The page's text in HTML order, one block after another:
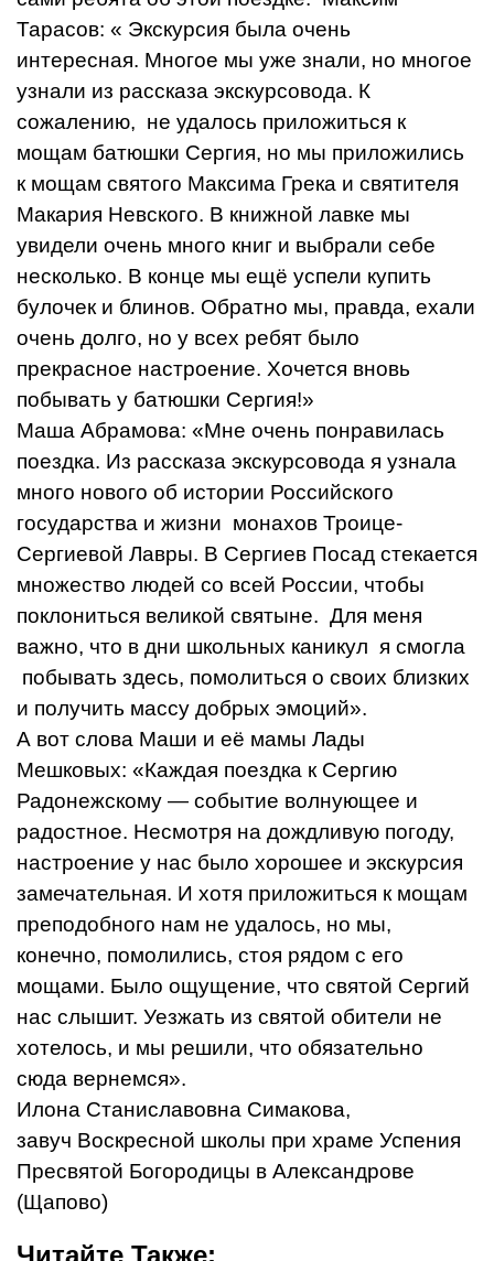
Тарасов: « Экскурсия была очень
интересная. Многое мы уже знали, но многое
узнали из рассказа экскурсовода. К
сожалению, не удалось приложиться к
мощам батюшки Сергия, но мы приложились
к мощам святого Максима Грека и святителя
Макария Невского. В книжной лавке мы
увидели очень много книг и выбрали себе
несколько. В конце мы ещё успели купить
булочек и блинов. Обратно мы, правда, ехали
очень долго, но у всех ребят было
прекрасное настроение. Хочется вновь
побывать у батюшки Сергия!»
Маша Абрамова: «Мне очень понравилась
поездка. Из рассказа экскурсовода я узнала
много нового об истории Российского
государства и жизни монахов Троице-
Сергиевой Лавры. В Сергиев Посад стекается
множество людей со всей России, чтобы
поклониться великой святыне. Для меня
важно, что в дни школьных каникул я смогла
побывать здесь, помолиться о своих близких
и получить массу добрых эмоций».
А вот слова Маши и её мамы Лады
Мешковых: «Каждая поездка к Сергию
Радонежскому — событие волнующее и
радостное. Несмотря на дождливую погоду,
настроение у нас было хорошее и экскурсия
замечательная. И хотя приложиться к мощам
преподобного нам не удалось, но мы,
конечно, помолились, стоя рядом с его
мощами. Было ощущение, что святой Сергий
нас слышит. Уезжать из святой обители не
хотелось, и мы решили, что обязательно
сюда вернемся».
Илона Станиславовна Симакова,
завуч Воскресной школы при храме Успения
Пресвятой Богородицы в Александрове
(Щапово)
Читайте Также: